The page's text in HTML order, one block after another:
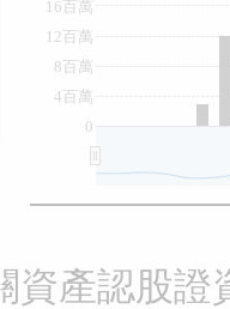
0
4百萬
8百萬
12百萬
16百萬
資產認股證